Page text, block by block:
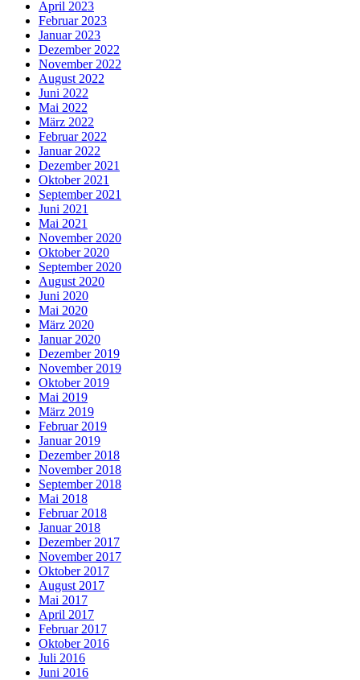
April 2023
Februar 2023
Januar 2023
Dezember 2022
November 2022
August 2022
Juni 2022
Mai 2022
März 2022
Februar 2022
Januar 2022
Dezember 2021
Oktober 2021
September 2021
Juni 2021
Mai 2021
November 2020
Oktober 2020
September 2020
August 2020
Juni 2020
Mai 2020
März 2020
Januar 2020
Dezember 2019
November 2019
Oktober 2019
Mai 2019
März 2019
Februar 2019
Januar 2019
Dezember 2018
November 2018
September 2018
Mai 2018
Februar 2018
Januar 2018
Dezember 2017
November 2017
Oktober 2017
August 2017
Mai 2017
April 2017
Februar 2017
Oktober 2016
Juli 2016
Juni 2016